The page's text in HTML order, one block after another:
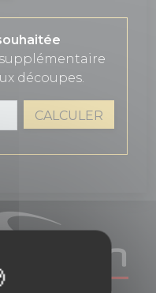
supplémentaire
découpes.
CALCULER